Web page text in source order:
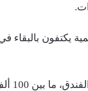
بالبقاء في